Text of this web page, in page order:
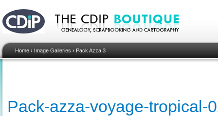
Home › Image Galleries › Pack Azza 3
Pack-azza-voyage-tropical-